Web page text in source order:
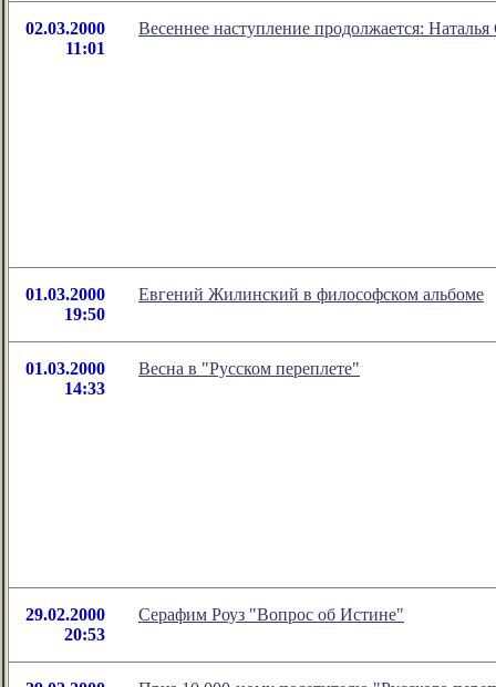
02.03.2000
11:01
Весеннее наступление продолжается:
01.03.2000
19:50
Евгений Жилинский в философском альбоме
01.03.2000
14:33
Весна в "Русском переплете"
29.02.2000
20:53
Серафим Роуз "Вопрос об Истине"